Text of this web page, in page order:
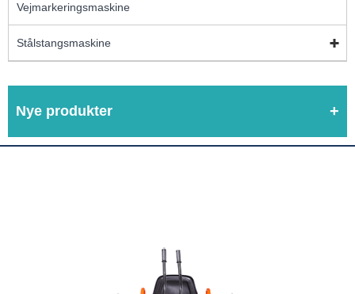
Vejmarkeringsmaskine
Stålstangsmaskine
Nye produkter